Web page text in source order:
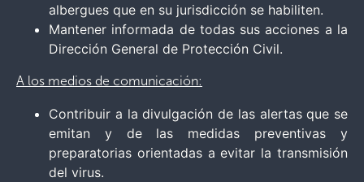
albergues que en su jurisdicción se habiliten.
Mantener informada de todas sus acciones a la
Dirección General de Protección Civil.
A los medios de comunicación:
Contribuir a la divulgación de las alertas que se
emitan y de las medidas preventivas y
preparatorias orientadas a evitar la transmisión
del virus.